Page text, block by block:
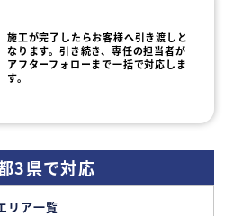
施工が完了したらお客様へ引き渡しと
なります。引き続き、専任の担当者が
アフターフォローまで一括で対応しま
す。
3県で対応
リア一覧